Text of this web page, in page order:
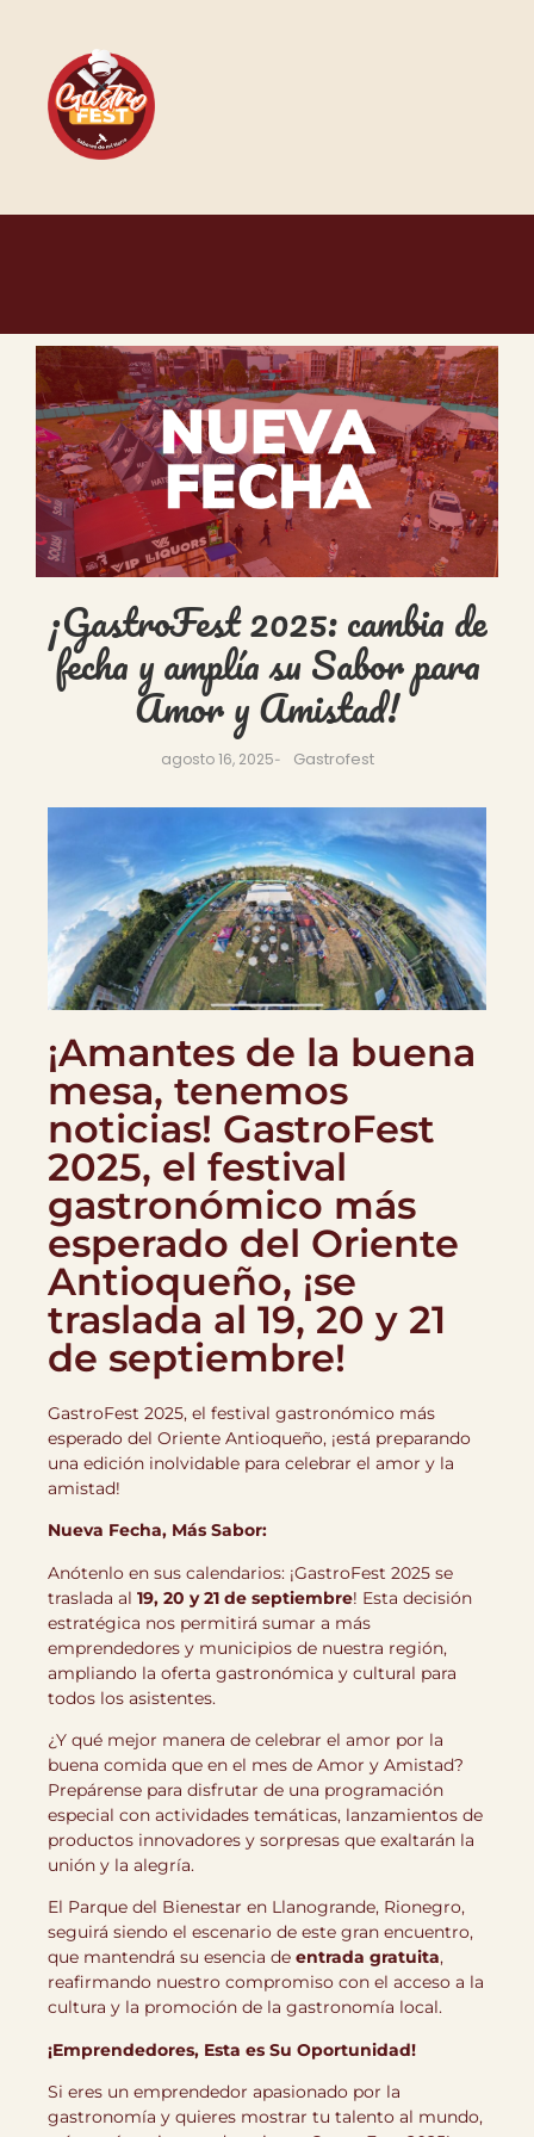
¡GastroFest 2025: cambia de
fecha y amplía su Sabor para
Amor y Amistad!
agosto 16, 2025- Gastrofest
¡Amantes de la buena
mesa, tenemos
noticias! GastroFest
2025, el festival
gastronómico más
esperado del Oriente
Antioqueño, ¡se
traslada al 19, 20 y 21
de septiembre!
GastroFest 2025, el festival gastronómico más
esperado del Oriente Antioqueño, ¡está preparando
una edición inolvidable para celebrar el amor y la
amistad!
Nueva Fecha, Más Sabor:
Anótenlo en sus calendarios: ¡GastroFest 2025 se
traslada al 19, 20 y 21 de septiembre! Esta decisión
estratégica nos permitirá sumar a más
emprendedores y municipios de nuestra región,
ampliando la oferta gastronómica y cultural para
todos los asistentes.
¿Y qué mejor manera de celebrar el amor por la
buena comida que en el mes de Amor y Amistad?
Prepárense para disfrutar de una programación
especial con actividades temáticas, lanzamientos de
productos innovadores y sorpresas que exaltarán la
unión y la alegría.
El Parque del Bienestar en Llanogrande, Rionegro,
seguirá siendo el escenario de este gran encuentro,
que mantendrá su esencia de entrada gratuita,
reafirmando nuestro compromiso con el acceso a la
cultura y la promoción de la gastronomía local.
¡Emprendedores, Esta es Su Oportunidad!
Si eres un emprendedor apasionado por la
gastronomía y quieres mostrar tu talento al mundo,